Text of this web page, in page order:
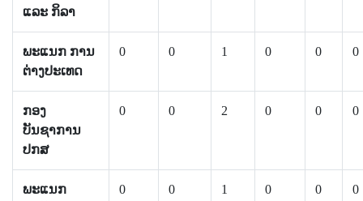
ແລະ ກິລາ
ພະແນກ ການ
ຕ່າງປະເທດ
0 0 1 0 0 0
ກອງ
ບັນຊາການ
ປກສ
0 0 2 0 0 0
ພະແນກ
0 0 1 0 0 0